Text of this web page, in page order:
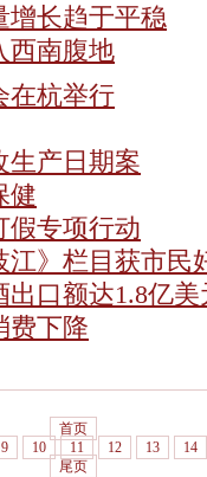
增长趋于平稳
西南腹地
在杭举行
生产日期案
健
假专项行动
江》栏目获市民
口额达1.8亿美
费下降
首页
9 10 11 12 13
14
尾页